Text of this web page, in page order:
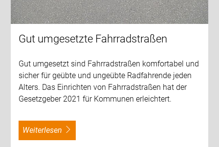
Gut umgesetzte Fahrradstraßen
Gut umgesetzt sind Fahrradstraßen komfortabel und
sicher für geübte und ungeübte Radfahrende jeden
Alters. Das Einrichten von Fahrradstraßen hat der
Gesetzgeber 2021 für Kommunen erleichtert.
weiterlesen